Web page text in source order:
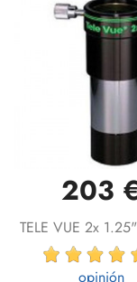
203 €
TELE VUE 2x
opinión